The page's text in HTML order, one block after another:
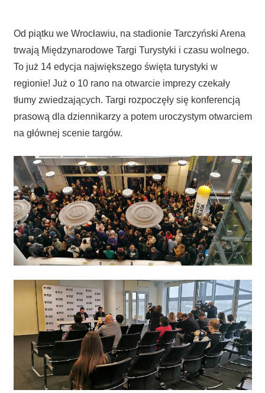
Od piątku we Wrocławiu, na stadionie Tarczyński Arena
trwają Międzynarodowe Targi Turystyki i czasu wolnego.
To już 14 edycja największego święta turystyki w
regionie! Już o 10 rano na otwarcie imprezy czekały
tłumy zwiedzających. Targi rozpoczęły się konferencją
prasową dla dziennikarzy a potem uroczystym otwarciem
na głównej scenie targów.